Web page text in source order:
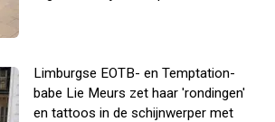
Limburgse EOTB- en Temptation-
babe Lie Meurs zet haar 'rondingen'
en tattoos in de schijnwerper met